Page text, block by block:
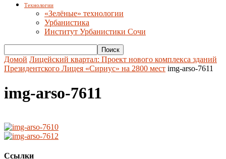
Технологии
«Зелёные» технологии
Урбанистика
Институт Урбанистики Сочи
Домой Лицейский квартал: Проект нового комплекса зданий
Президентского Лицея «Сириус» на 2800 мест img-arso-7611
img-arso-7611
Ссылки